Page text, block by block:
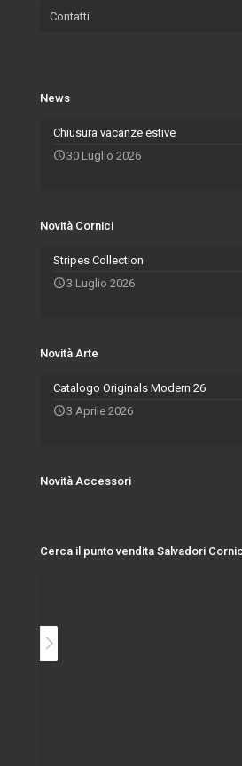
Certificazioni
Quadri
Wallpaper
Eventi e Fiere
Novità Arte
Contatti
News
Chiusura vacanze estive
30 Luglio 2026
Novità Cornici
Stripes Collection
3 Luglio 2026
Novità Arte
Catalogo Originals Modern 26
3 Aprile 2026
Novità Accessori
Cerca il punto vendita Salvadori